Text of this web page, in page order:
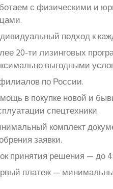
с физическими и
подход к
20-ти лизинговых
выгодными
по России.
в покупке новой и
спецтехники.
комплект
заявки.
принятия решения — до
платеж —